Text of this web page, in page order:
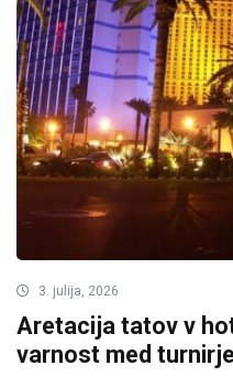
3. julija, 2026
Aretacija tatov v
varnost med